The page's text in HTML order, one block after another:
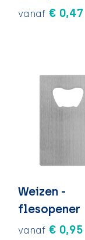
vanaf € 0,47
Weizen -
flesopener
vanaf € 0,95